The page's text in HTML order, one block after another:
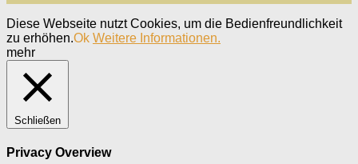
Diese Webseite nutzt Cookies, um die Bedienfreundlichkeit
zu erhöhen.Ok Weitere Informationen.
mehr
Schließen
Privacy Overview